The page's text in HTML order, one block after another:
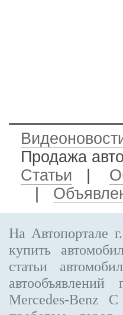
Продажа авто
Статьи
На Автопортале
купить
статьи
Mercedes-Benz